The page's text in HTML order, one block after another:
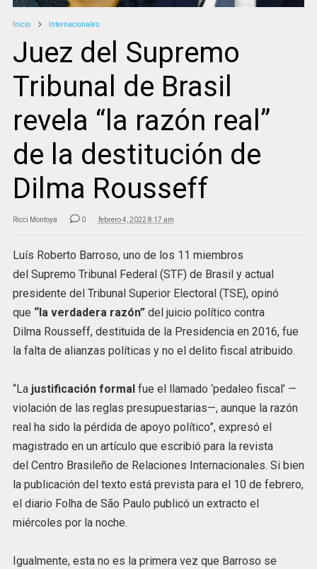
Inicio Internacionales
Juez del Supremo
Tribunal de Brasil
revela “la razón real”
de la destitución de
Dilma Rousseff
Ricci Montoya 0 febrero 4, 2022 8:17 am
Luís Roberto Barroso, uno de los 11 miembros
del Supremo Tribunal Federal (STF) de Brasil y actual
presidente del Tribunal Superior Electoral (TSE), opinó
que “la verdadera razón”del juicio político contra
Dilma Rousseff, destituida de la Presidencia en 2016, fue
la falta de alianzas políticas y no el delito fiscal atribuido.
“La justificación formalfue el llamado ‘pedaleo fiscal’ —
violación de las reglas presupuestarias—, aunque la razón
real ha sido la pérdida de apoyo político”, expresó el
magistrado en un artículo que escribió para la revista
del Centro Brasileño de Relaciones Internacionales. Si bien
la publicación del texto está prevista para el 10 de febrero,
el diario Folha de São Paulo publicó un extracto el
miércoles por la noche.
Igualmente, esta no es la primera vez que Barroso se